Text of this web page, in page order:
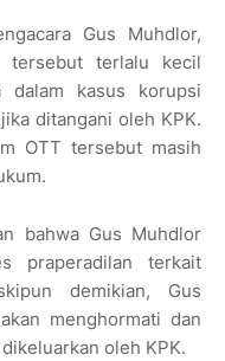
Gus Muhdlor,
tersebut terlalu kecil
dalam kasus korupsi
ditangani oleh KPK.
OTT tersebut masih
bahwa Gus Muhdlor
praperadilan terkait
demikian, Gus
menghormati dan
oleh KPK.